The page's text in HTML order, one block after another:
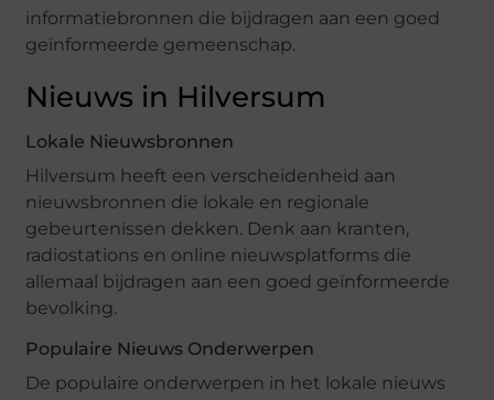
informatiebronnen die bijdragen aan een goed
geïnformeerde gemeenschap.
Nieuws in Hilversum
Lokale Nieuwsbronnen
Hilversum heeft een verscheidenheid aan
nieuwsbronnen die lokale en regionale
gebeurtenissen dekken. Denk aan kranten,
radiostations en online nieuwsplatforms die
allemaal bijdragen aan een goed geïnformeerde
bevolking.
Populaire Nieuws Onderwerpen
De populaire onderwerpen in het lokale nieuws